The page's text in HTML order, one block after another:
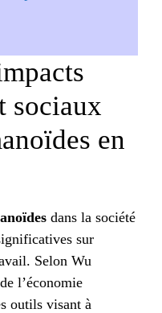
sociaux
en
dans la société
sur
Selon Wu
l’économie
outils visant à